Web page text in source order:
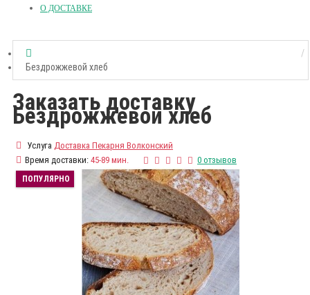
О ДОСТАВКЕ
Бездрожжевой хлеб
Заказать доставку
Бездрожжевой хлеб
Услуга Доставка Пекарня Волконский
Время доставки: 45-89 мин. 0 отзывов
ПОПУЛЯРНО